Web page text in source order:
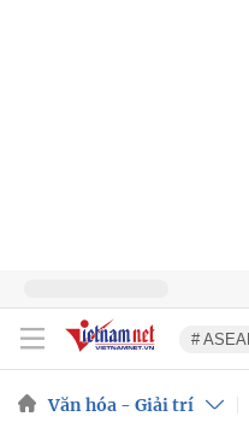
#
Văn hóa - Giải trí